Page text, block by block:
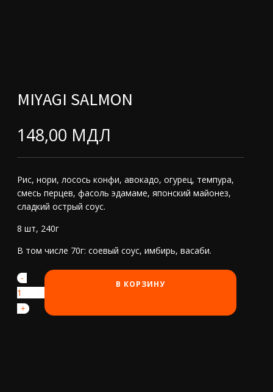
MIYAGI SALMON
148,00 МДЛ
Рис, нори, лосось конфи, авокадо, огурец, темпура,
смесь перцев, фасоль эдамаме, японский майонез,
сладкий острый соус.
8 шт, 240г
В том числе 70г: соевый соус, имбирь, васаби.
Количество
товара
Miyagi
Salmon
-
+
В КОРЗИНУ